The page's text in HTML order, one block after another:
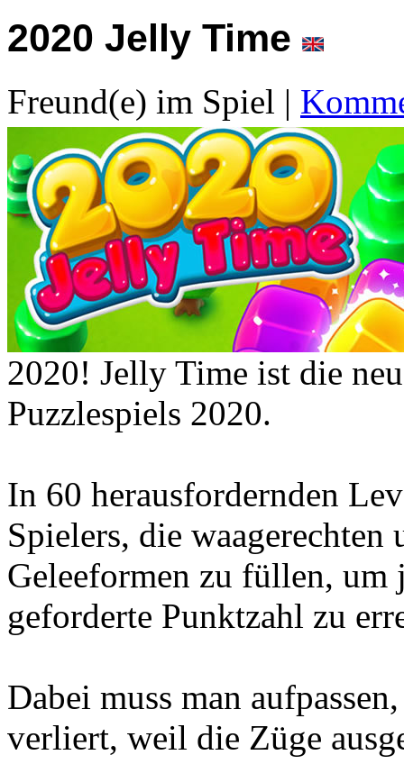
2020 Jelly Time
Freund(e) im Spiel |
2020! Jelly Time ist die
Puzzlespiels 2020.
In 60 herausfordernden
Spielers, die
Geleeformen zu füllen, um
geforderte Punktzahl zu
Dabei muss man
verliert, weil die Züge